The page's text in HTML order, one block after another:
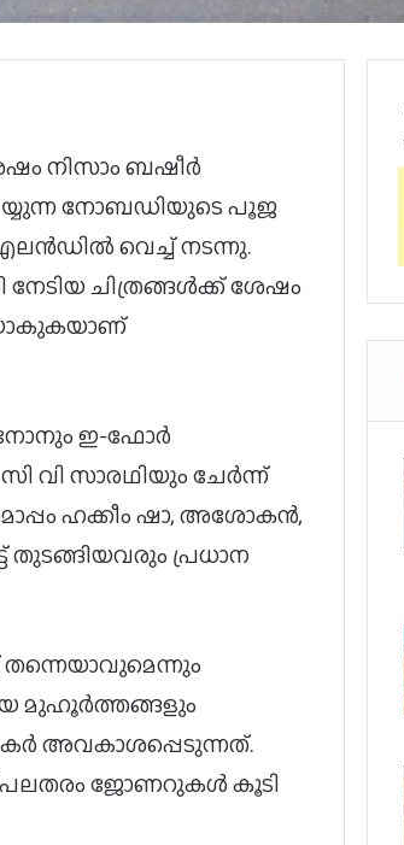
നിസാം ബഷീർ
നോബഡിയുടെ പൂജ
വെച്ച് നടന്നു.
നേടിയ ചിത്രങ്ങൾക്ക് ശേഷം
ഇ-ഫോർ
വി സാരഥിയും ചേർന്ന്
ഹക്കീം ഷാ, അശോകൻ,
പ്രധാന
തന്നെയാവുമെന്നും
മുഹൂർത്തങ്ങളും
അവകാശപ്പെടുന്നത്.
പലതരം ജോണറുകൾ കൂടി